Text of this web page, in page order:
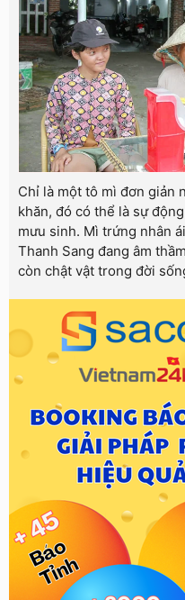
Chỉ là một tô mì đơn giản
khăn, đó có thể là sự
mưu sinh. Mì trứng nhân
Thanh Sang đang âm
còn chật vật trong đời